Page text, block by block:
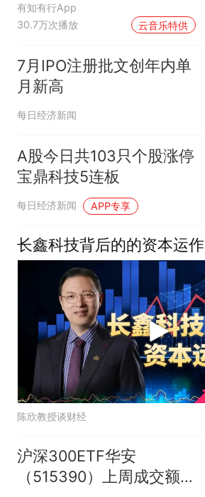
有知有行App
30.7万次播放
云音乐特供
7月IPO注册批文创年内单
月新高
每日经济新闻
A股今日共103只个股涨停
宝鼎科技5连板
每日经济新闻 APP专享
长鑫科技背后的的资本运作
陈欣教授谈财经
沪深300ETF华安
（515390）上周成交额近